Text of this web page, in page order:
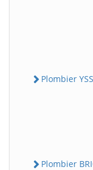
Plombier
Plombier